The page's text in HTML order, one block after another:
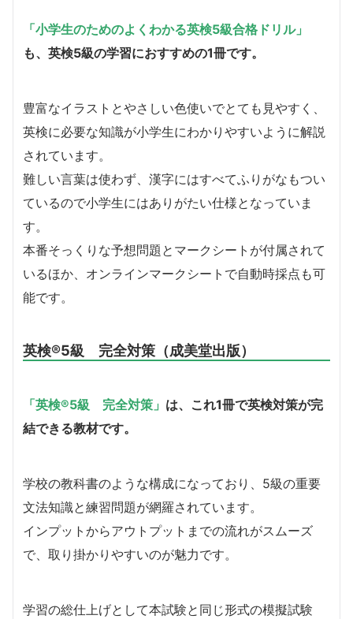
「小学生のためのよくわかる英検5級合格ドリル」
も、英検5級の学習におすすめの1冊です。
豊富なイラストとやさしい色使いでとても見やすく、
英検に必要な知識が小学生にわかりやすいように解説
されています。
難しい言葉は使わず、漢字にはすべてふりがなもつい
ているので小学生にはありがたい仕様となっていま
す。
本番そっくりな予想問題とマークシートが付属されて
いるほか、オンラインマークシートで自動時採点も可
能です。
英検®5級 完全対策（成美堂出版）
「英検®5級 完全対策」 は、これ1冊で英検対策が完
結できる教材です。
学校の教科書のような構成になっており、5級の重要
文法知識と練習問題が網羅されています。
インプットからアウトプットまでの流れがスムーズ
で、取り掛かりやすいのが魅力です。
学習の総仕上げとして本試験と同じ形式の模擬試験